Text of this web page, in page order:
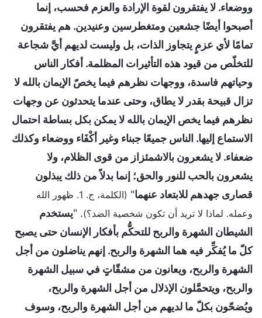
ووضعاء. لا يفتقرون لقوة الإرادة والعزم فحسب، إنما
أصبحوا أيضًا جشعين ومتغطرسين وعنيدين. هم يفتقرون
تمامًا لأي عزمٍ يتجاوز الذات، بل وليست لديهم أيَّ شجاعة
للتخلّص من قيود هذه التأثيرات المظلمة. أفكار الناس
وحياتهم فاسدة، ووجهات نظرهم فيما يخصّ الإيمان بالله لا
تزال قبيحة بقدر لا يطاق، وحتى عندما يتحدثون عن وجهات
نظرهم فيما يخص الإيمان بالله لا يمكن بكل بساطة احتمال
الاستماع إليها. الناس جميعًا جبناء وغير أكْفَاء ووضعاء وكذلك
ضعفاء. لا يشعرون بالاشمئزاز من قوى الظلام، ولا
يشعرون بالحب للنور والحق؛ إنما بدلاً من ذلك يبذلون
قصارى جهدهم للابتعاد عنهما"
(الكلمة، ج. 1. ظهور الله
وعمله. لماذا لا تريد أن تكون شخصية الضد؟). "يستخدم
الشيطان الشهرة والربح للتحكُّم بأفكار الإنسان حتى يصبح
كلّ ما يُفكِّر فيه هما الشهرة والربح. إنهم يناضلون من أجل
الشهرة والربح، ويعانون من مشقّاتٍ في سبيل الشهرة
والربح، ويتحمَّلون الإذلال من أجل الشهرة والربح،
ويُضحّون بكلّ ما لديهم من أجل الشهرة والربح، وسوف